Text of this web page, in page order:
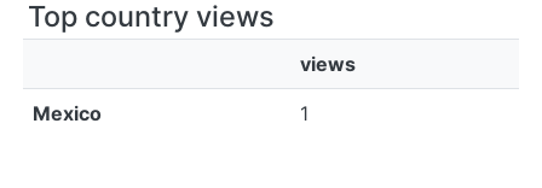
Top country views
views
Mexico 1